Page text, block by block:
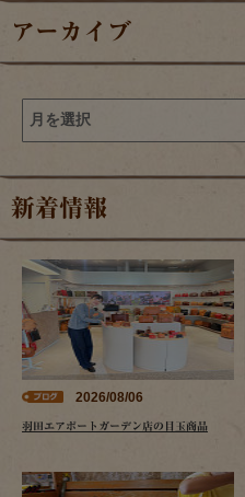
アーカイブ
新着情報
2026/08/06
羽田エアポートガーデン店の目玉商品